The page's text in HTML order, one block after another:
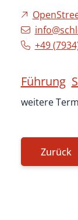
+49 (79
Führung
weitere
Zurück